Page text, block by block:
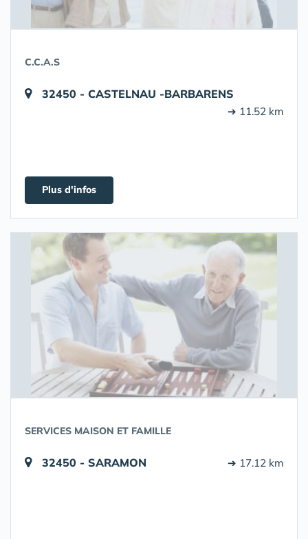
C.C.A.S
32450 - CASTELNAU -BARBARENS
➔ 11.52 km
Plus d'infos
SERVICES MAISON ET FAMILLE
32450 - SARAMON ➔ 17.12 km